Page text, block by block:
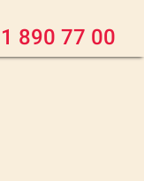
890 77 00